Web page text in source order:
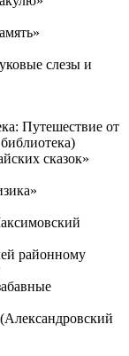
слезы и
Путешествие от
сказок»
районному